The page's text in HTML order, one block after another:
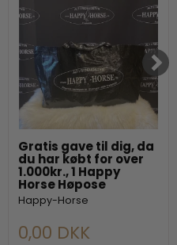
Gratis gave til dig, da
du har købt for over
1.000kr., 1 Happy
Horse Høpose
Happy-Horse
0,00 DKK